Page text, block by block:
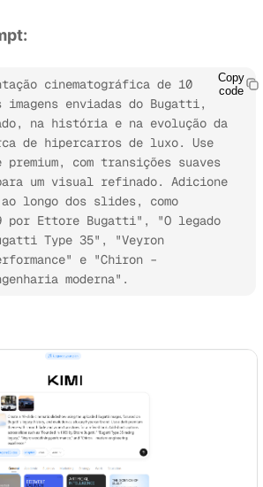
cinematográfica de 10
imagens enviadas do Bugatti,
na história e na evolução da
de hipercarros de luxo. Use
premium, com transições suaves
um visual refinado. Adicione
longo dos slides, como
por Ettore Bugatti", "O legado
Type 35", "Veyron
e "Chiron –
moderna".
Copy
code